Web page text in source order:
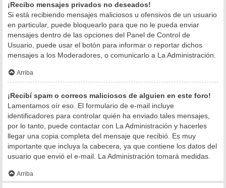
¡Recibo mensajes privados no deseados!
Si está recibiendo mensajes maliciosos u ofensivos de un usuario
en particular, puede bloquearlo para que no le pueda enviar
mensajes dentro de las opciones del Panel de Control de
Usuario, puede usar el botón para informar o reportar dichos
mensajes a los Moderadores, o comunicarlo a La Administración.
Arriba
¡Recibí spam o correos maliciosos de alguien en este foro!
Lamentamos oír eso. El formulario de e-mail incluye
identificadores para controlar quién ha enviado tales mensajes,
por lo tanto, puede contactar con La Administración y hacerles
llegar una copia completa del mensaje que recibió. Es muy
importante que incluya la cabecera, ya que contiene los datos del
usuario que envió el e-mail. La Administración tomará medidas.
Arriba